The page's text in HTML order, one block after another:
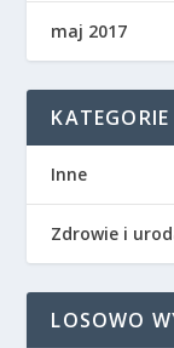
maj 2017
KATEGORIE
Inne
Zdrowie i
LOSOWO